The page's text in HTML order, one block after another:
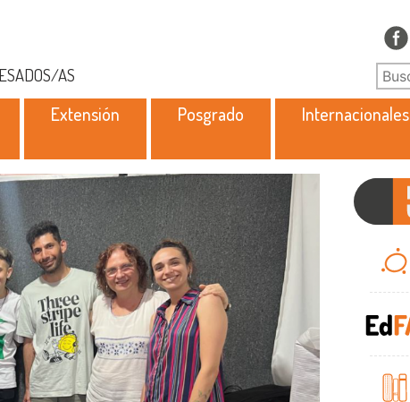
AS
Extensión Posgrado Internacionales